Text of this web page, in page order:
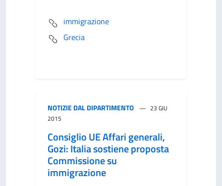
immigrazione
Grecia
NOTIZIE DAL DIPARTIMENTO
23 GIU
2015
Consiglio UE Affari generali,
Gozi: Italia sostiene proposta
Commissione su
immigrazione